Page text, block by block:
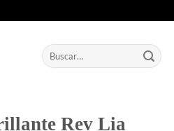
Buscar
por:
Rev Lia